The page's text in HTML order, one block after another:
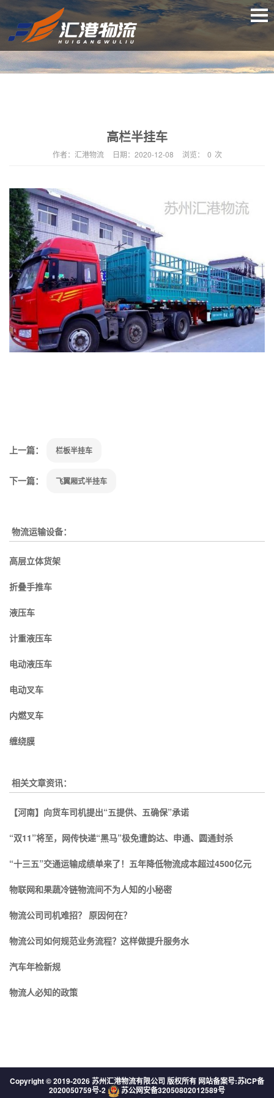
高栏半挂车
作者： 汇港物流 日期： 2020-12-08 浏览： 0 次
上一篇： 栏板半挂车
下一篇： 飞翼厢式半挂车
物流运输设备：
高层立体货架
折叠手推车
液压车
计重液压车
电动液压车
电动叉车
内燃叉车
缠绕膜
相关文章资讯：
【河南】向货车司机提出“五提供、五确保”承诺
“双11”将至，网传快递“黑马”极免遭韵达、申通、圆通封杀
“十三五”交通运输成绩单来了！五年降低物流成本超过4500亿元
物联网和果蔬冷链物流间不为人知的小秘密
物流公司司机难招？ 原因何在？
物流公司如何规范业务流程？这样做提升服务水
汽车年检新规
物流人必知的政策
Copyright © 2019-2026 苏州汇港物流有限公司 版权所有 网站备案号:苏ICP备
2020050759号-2
苏公网安备32050802012589号